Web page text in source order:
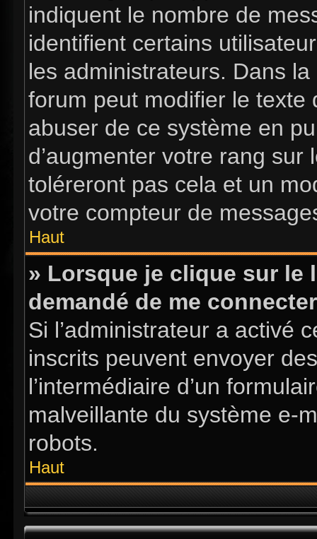
indiquent le nombre de
identifient certains
les administrateurs. Dans
forum peut modifier le
abuser de ce système en
d’augmenter votre rang
toléreront pas cela et un
votre compteur de
Haut
» Lorsque je clique sur le
demandé de me
Si l’administrateur a activé
inscrits peuvent envoyer
l’intermédiaire d’un
malveillante du système e-
robots.
Haut